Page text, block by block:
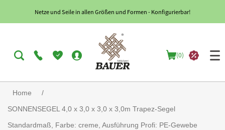
Netze und Seile in allen Größen und Formen - Konfigurierbar!
(0)
Home
/
SONNENSEGEL 4,0 x 3,0 x 3,0 x 3,0m Trapez-Segel
Standardmaß, Farbe: creme, Ausführung Profi: PE-Gewebe